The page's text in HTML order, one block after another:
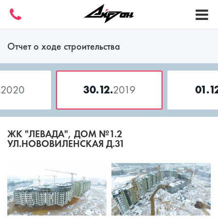
Отчет о ходе строительства
2020 30.12.2019
ЖК "ЛЕВАДА", ДОМ №1.2
УЛ.НОВОВИЛЕНСКАЯ Д.31